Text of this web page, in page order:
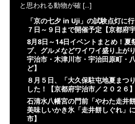
と思われる動物が確 [...]
「京の七夕 in Uji」の試験点灯に
７日～９日まで開催予定【京都府
8月8日～14日イベントまとめ！夏
プ、グルメなどワイワイ盛り上が
宇治市・木津川市・宇治田原町・
ど】
８月５日、「大久保駐屯地夏まつ
した！【京都府宇治市／２０２６】
石清水八幡宮の門前「やわた走井
美味しいかき氷「走井餅しぐれ」
市】